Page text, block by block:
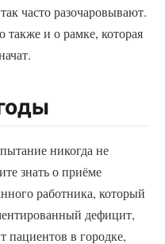
часто разочаровывают.
также и о рамке, которая
никогда не
знать о приёме
работника, который
дефицит,
пациентов в городке,